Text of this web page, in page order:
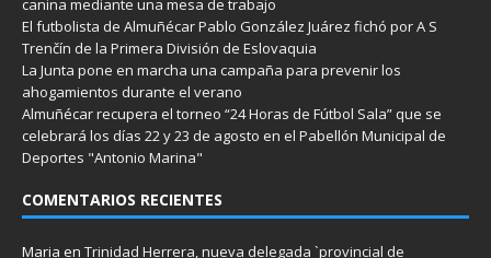
canina mediante una mesa de trabajo
El futbolista de Almuñécar Pablo González Juárez fichó por A S
Trenčín de la Primera División de Eslovaquia
La Junta pone en marcha una campaña para prevenir los
ahogamientos durante el verano
Almuñécar recupera el torneo “24 Horas de Fútbol Sala” que se
celebrará los días 22 y 23 de agosto en el Pabellón Municipal de
Deportes "Antonio Marina"
COMENTARIOS RECIENTES
Maria en Trinidad Herrera, nueva delegada `provincial de